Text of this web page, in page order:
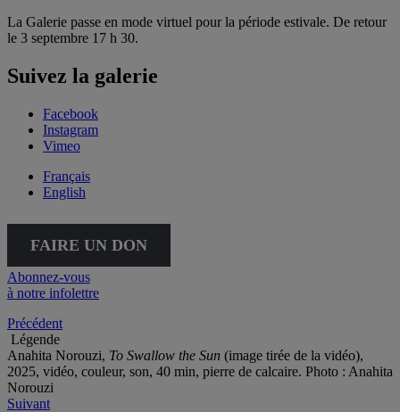
La Galerie passe en mode virtuel pour la période estivale. De retour
le 3 septembre 17 h 30.
Suivez la galerie
Facebook
Instagram
Vimeo
Français
English
FAIRE UN DON
Abonnez-vous
à notre infolettre
Précédent
Légende
Anahita Norouzi, To Swallow the Sun (image tirée de la vidéo),
2025, vidéo, couleur, son, 40 min, pierre de calcaire. Photo : Anahita
Norouzi
Suivant